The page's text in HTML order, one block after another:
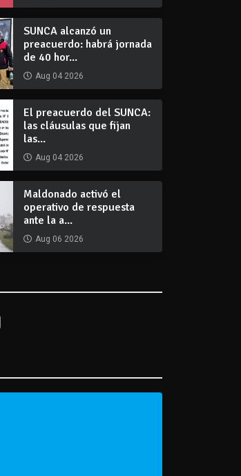
SUNCA alcanzó un
preacuerdo: habrá jornada
de 40 hor...
Aug 04 2026
El preacuerdo del SUNCA:
las cláusulas que fijan
las...
Aug 04 2026
Maldonado activó el
operativo de respuesta
ante la a...
Aug 06 2026